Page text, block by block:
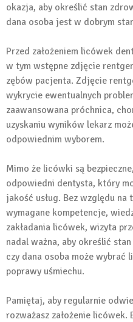
okazja, aby określić stan
dana osoba jest w dobrym
Przed założeniem licówek
w tym wstępne zdjęcie
zębów pacjenta. Zdjęcie
wykrycie ewentualnych
zaawansowana próchnica,
uzyskaniu wyników lekarz
odpowiednim wyborem.
Mimo że licówki są
odpowiedni dentysta, który
jakość usług. Bez względu
wymagane kompetencje,
zakładania licówek, wizyta
nadal ważna, aby określić
czy dana osoba może
poprawy uśmiechu.
Pamiętaj, aby regularnie
rozważasz założenie licówek.